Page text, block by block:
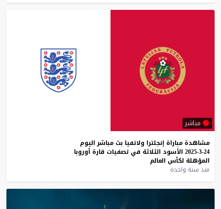
مباشر
مشاهدة مباراة إنجلترا ولاتفيا بث مباشر اليوم
24-3-2025
الأسود الثلاثة في تصفيات قارة أوروبا
المؤهلة لكأس العالم
منذ سنة واحدة